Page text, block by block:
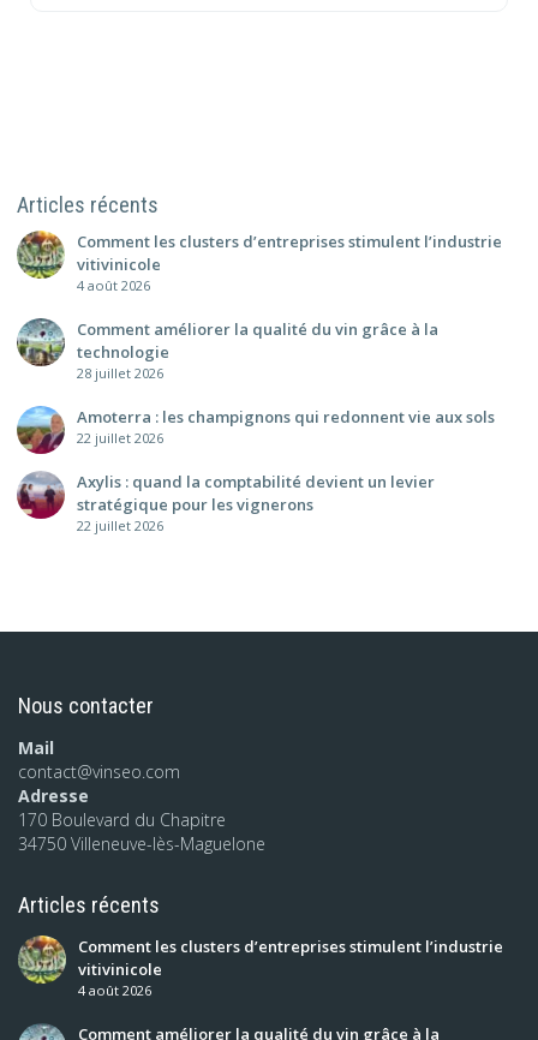
Articles récents
Comment les clusters d’entreprises stimulent l’industrie
vitivinicole
4 août 2026
Comment améliorer la qualité du vin grâce à la
technologie
28 juillet 2026
Amoterra : les champignons qui redonnent vie aux sols
22 juillet 2026
Axylis : quand la comptabilité devient un levier
stratégique pour les vignerons
22 juillet 2026
Nous contacter
Mail
contact@vinseo.com
Adresse
170 Boulevard du Chapitre
34750 Villeneuve-lès-Maguelone
Articles récents
Comment les clusters d’entreprises stimulent l’industrie
vitivinicole
4 août 2026
Comment améliorer la qualité du vin grâce à la